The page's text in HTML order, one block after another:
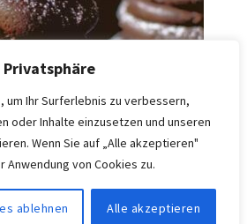
um Ihr Surferlebnis zu verbessern,
oder Inhalte einzusetzen und unseren
Wenn Sie auf „Alle akzeptieren"
Anwendung von Cookies zu.
ablehnen Alle akzeptieren